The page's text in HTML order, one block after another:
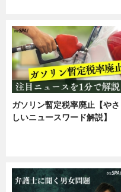
ガソリン暫定税率廃止【やさ
しいニュースワード解説】